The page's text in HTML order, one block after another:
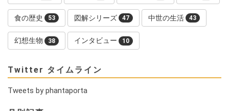
食の歴史 53 図解シリーズ 47 中世の生活 43
幻想生物 38 インタビュー 10
Twitter タイムライン
Tweets by phantaporta